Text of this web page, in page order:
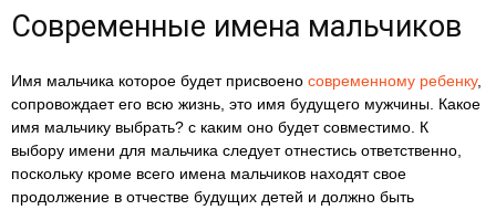
Современные имена мальчиков
Имя мальчика которое будет присвоено современному ребенку,
сопровождает его всю жизнь, это имя будущего мужчины. Какое
имя мальчику выбрать? с каким оно будет совместимо. К
выбору имени для мальчика следует отнестись ответственно,
поскольку кроме всего имена мальчиков находят свое
продолжение в отчестве будущих детей и должно быть